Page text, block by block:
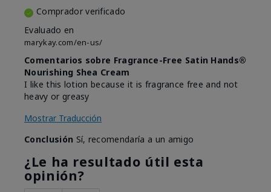
Comprador verificado
Evaluado en
marykay.com/en-us/
Comentarios sobre Fragrance-Free Satin Hands®
Nourishing Shea Cream
I like this lotion because it is fragrance free and not
heavy or greasy
Mostrar Traducción
Conclusión Sí, recomendaría a un amigo
¿Le ha resultado útil esta
opinión?